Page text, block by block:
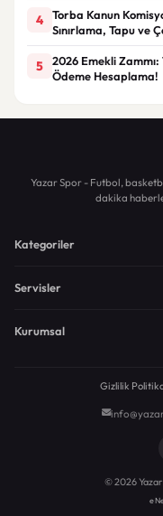
4
Torba Kanun
Sınırlama, Tapu ve
5
2026 Emekli
Ödeme Hesaplama!
Yazar Spor - Futbol,
dakika
Kategoriler
Servisler
Kurumsal
Gizlilik
© 2026 Yazar